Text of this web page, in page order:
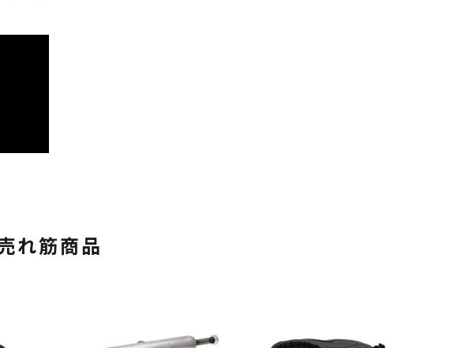
れ筋商品